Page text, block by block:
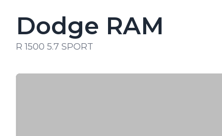
Dodge RAM
R 1500 5.7 SPORT